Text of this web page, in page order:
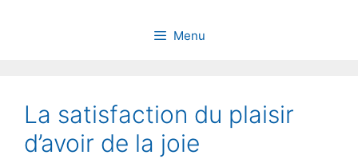
Menu
La satisfaction du plaisir
d’avoir de la joie